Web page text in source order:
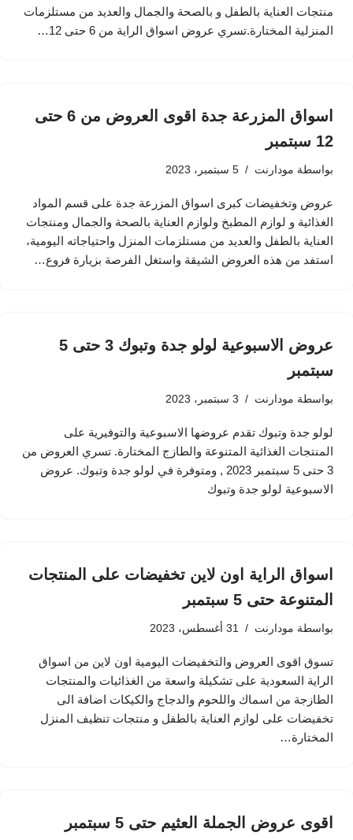
منتجات العناية بالطفل و بالصحة والجمال والعديد من مستلزمات
المنزلية المختارة.تسري عروض اسواق الراية من 6 حتى 12…
اسواق المزرعة جدة اقوى العروض من 6 حتى
12 سبتمبر
بواسطة مودارنت 5 سبتمبر، 2023
عروض وتخفيضات كبرى اسواق المزرعة جدة على قسم المواد
الغذائية و لوازم المطبخ ولوازم العناية بالصحة والجمال ومنتجات
العناية بالطفل والعديد من مستلزمات المنزل واحتياجاته اليومية،
استفد من هذه العروض الشيقة واستغل الفرصة بزيارة فروع…
عروض الاسبوعية لولو جدة وتبوك 3 حتى 5
سبتمبر
بواسطة مودارنت 3 سبتمبر، 2023
لولو جدة وتبوك تقدم عروضها الاسبوعية والتوفيرية على
المنتجات الغذائية المتنوعة والطازج المختارة. تسري العروض من
3 حتى 5 سبتمبر 2023 , ومتوفرة في لولو جدة وتبوك. عروض
الاسبوعية لولو جدة وتبوك
اسواق الراية اون لاين تخفيضات على المنتجات
المتنوعة حتى 5 سبتمبر
بواسطة مودارنت 31 أغسطس، 2023
تسوق اقوى العروض والتخفيضات اليومية اون لاين من اسواق
الراية السعودية على تشكيلة واسعة من الغذائيات والمنتجات
الطازجة من اسماك واللحوم والدجاج والكيكات اضافة الى
تخفيضات على لوازم العناية بالطفل و منتجات تنظيف المنزل
المختارة…
اقوى عروض الجملة العثيم حتى 5 سبتمبر